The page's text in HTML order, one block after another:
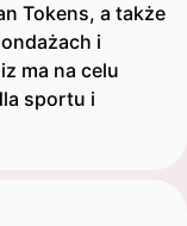
Tokens, a także
i
ma na celu
sportu i